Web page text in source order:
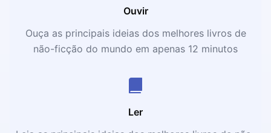
Ouvir
Ouça as principais ideias dos melhores livros de
não-ficção do mundo em apenas 12 minutos
Ler